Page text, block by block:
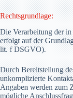
Rechtsgrundlage:
Die Verarbeitung der
erfolgt auf der
lit. f DSGVO).
Durch Bereitstellung
unkomplizierte
Angaben werden zum
mögliche